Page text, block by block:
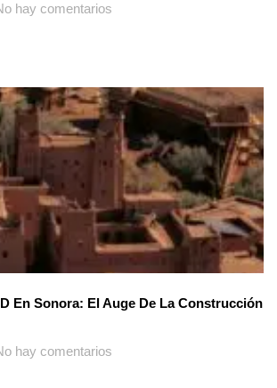
hay comentarios
En Sonora: El Auge De La Construcción
hay comentarios